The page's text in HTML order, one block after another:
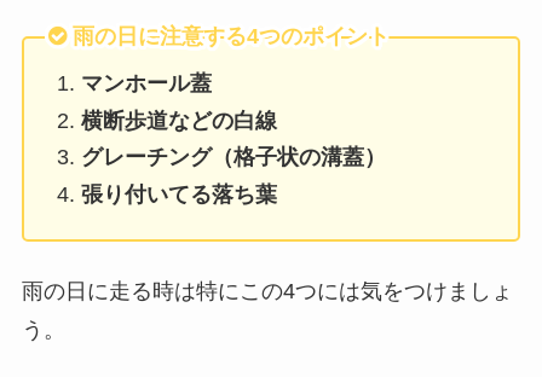
雨の日に注意する4つのポイント
マンホール蓋
横断歩道などの白線
グレーチング（格子状の溝蓋）
張り付いてる落ち葉
雨の日に走る時は特にこの4つには気をつけましょ
う。